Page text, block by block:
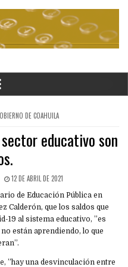
DE COAHUILA
educativo son
12 DE ABRIL DE 2021
de Educación Pública en
Calderón, que los saldos que
19 al sistema educativo, ”es
están aprendiendo, lo que
”hay una desvinculación entre